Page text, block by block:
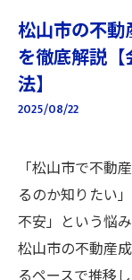
松山市の不
を徹底解説
法】
2025/08/22
「松山市で不動
るのか知りたい
不安」という悩
松山市の不動産